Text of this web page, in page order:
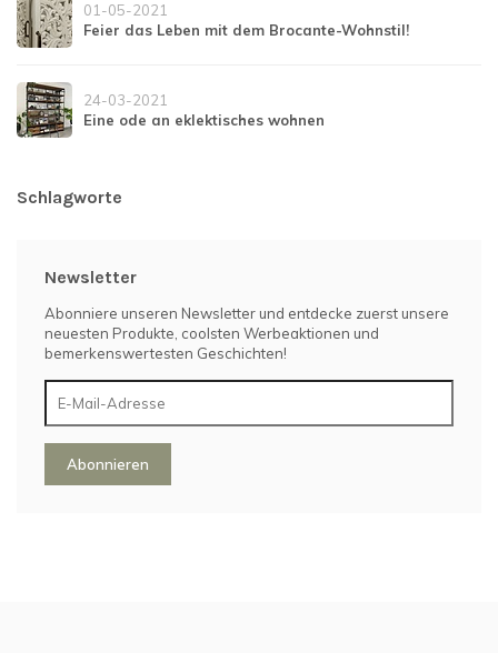
01-05-2021
Feier das Leben mit dem Brocante-Wohnstil!
24-03-2021
Eine ode an eklektisches wohnen
Schlagworte
Newsletter
Abonniere unseren Newsletter und entdecke zuerst unsere
neuesten Produkte, coolsten Werbeaktionen und
bemerkenswertesten Geschichten!
Abonnieren